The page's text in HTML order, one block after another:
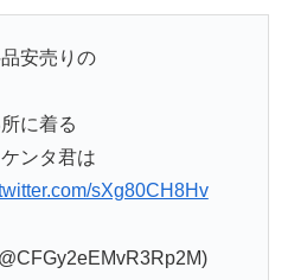
安売りの
に着る
ンタ君は
sXg80CH8Hv